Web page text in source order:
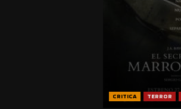
CRITICA TERROR